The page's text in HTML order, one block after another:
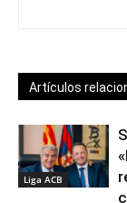
Artículos
Liga ACB